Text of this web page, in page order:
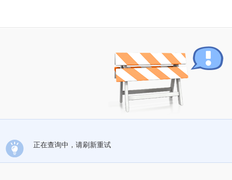
正在查询中，请刷新重试